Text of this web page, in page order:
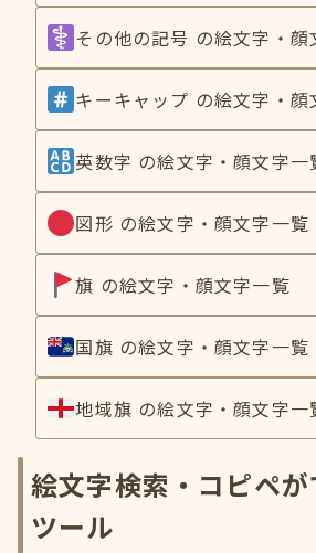
その他の記号 の絵文字・顔
キーキャップ の絵文字・顔
英数字 の絵文字・顔文字一
図形 の絵文字・顔文字一覧
旗 の絵文字・顔文字一覧
国旗 の絵文字・顔文字一覧
地域旗 の絵文字・顔文字一
絵文字検索・コピペ
ツール